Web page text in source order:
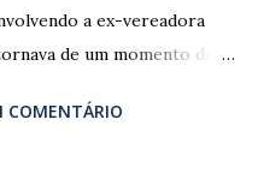
a ex-vereadora
de um momento de
de Bragança, Mauro
voltando do
COMENTÁRIO